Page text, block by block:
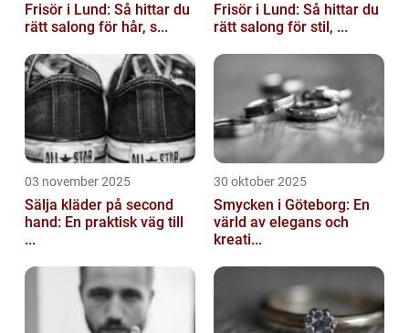
Frisör i Lund: Så hittar du
rätt salong för hår, s...
Frisör i Lund: Så hittar du
rätt salong för stil, ...
03 november 2025
Sälja kläder på second
hand: En praktisk väg till
...
30 oktober 2025
Smycken i Göteborg: En
värld av elegans och
kreati...